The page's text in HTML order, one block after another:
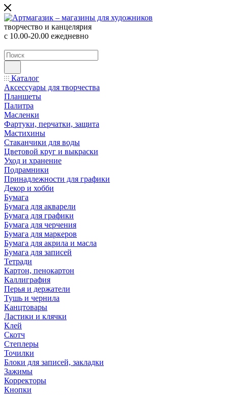
творчество и канцелярия
с 10.00-20.00 ежедневно
Каталог
Аксессуары для творчества
Планшеты
Палитра
Масленки
Фартуки, перчатки, защита
Мастихины
Стаканчики для воды
Цветовой круг и выкраски
Уход и хранение
Подрамники
Принадлежности для графики
Декор и хобби
Бумага
Бумага для акварели
Бумага для графики
Бумага для черчения
Бумага для маркеров
Бумага для акрила и масла
Бумага для записей
Тетради
Картон, пенокартон
Каллиграфия
Перья и держатели
Тушь и чернила
Канцтовары
Ластики и клячки
Клей
Скотч
Степлеры
Точилки
Блоки для записей, закладки
Зажимы
Корректоры
Кнопки